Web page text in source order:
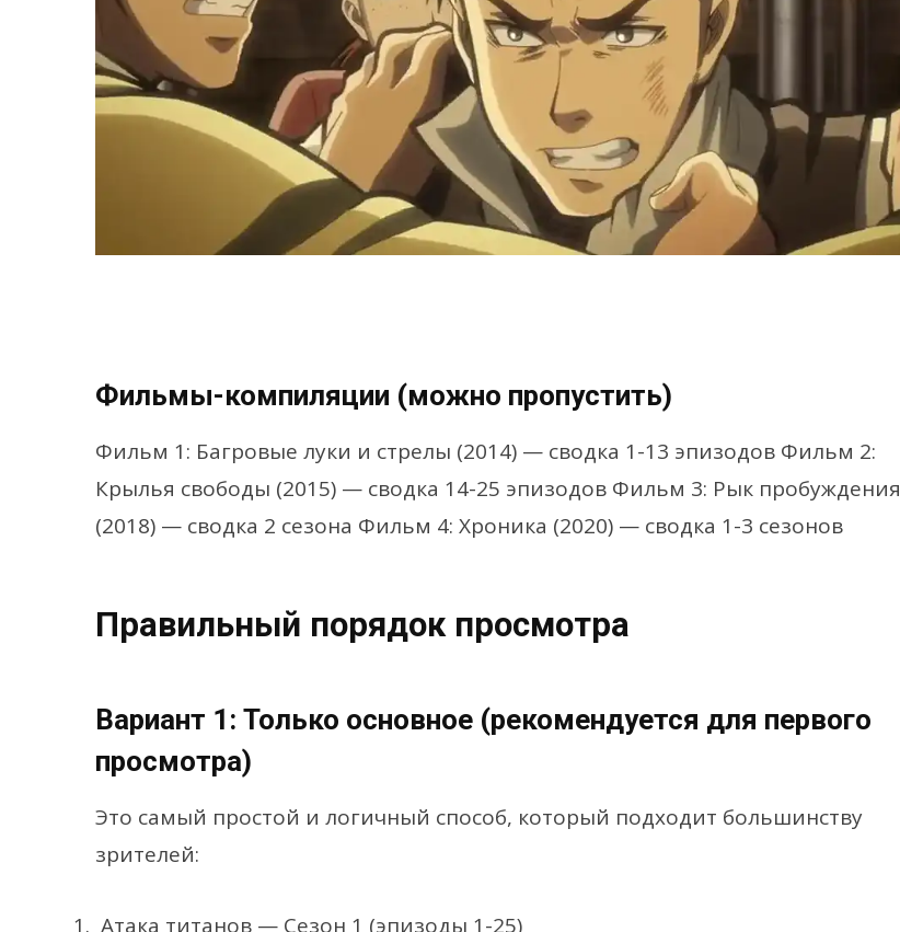
Фильмы-компиляции (можно пропустить)
Фильм 1: Багровые луки и стрелы (2014) — сводка 1-13 эпизодов Фильм 2:
Крылья свободы (2015) — сводка 14-25 эпизодов Фильм 3: Рык пробуждения
(2018) — сводка 2 сезона Фильм 4: Хроника (2020) — сводка 1-3 сезонов
Правильный порядок просмотра
Вариант 1: Только основное (рекомендуется для первого
просмотра)
Это самый простой и логичный способ, который подходит большинству
зрителей:
Атака титанов — Сезон 1 (эпизоды 1-25)